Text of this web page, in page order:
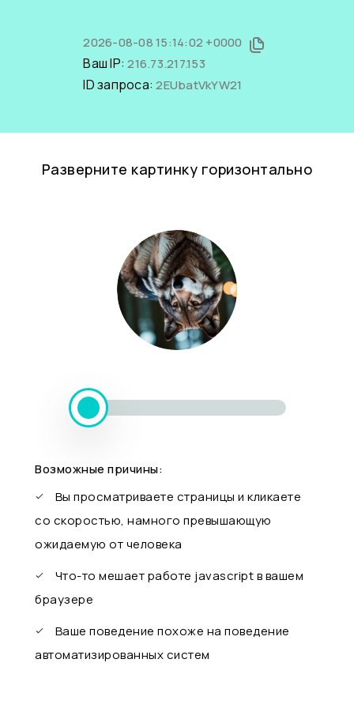
2026-08-08 15:14:02 +0000
Ваш IP:216.73.217.153
ID запроса:2EUbatVkYW21
Разверните картинку горизонтально
Возможные причины:
Вы просматриваете страницы и кликаете
со скоростью, намного превышающую
ожидаемую от человека
Что-то мешает работе javascript в вашем
браузере
Ваше поведение похоже на поведение
автоматизированных систем